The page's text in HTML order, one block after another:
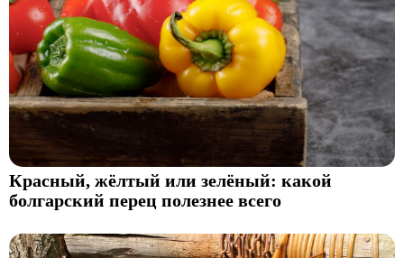
Красный, жёлтый или зелёный: какой
болгарский перец полезнее всего